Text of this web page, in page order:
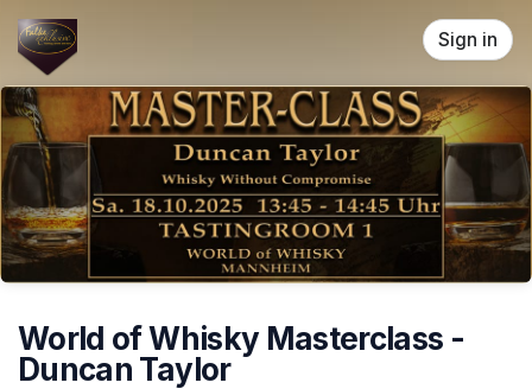
Skip header
Sign in
World of Whisky Masterclass -
Duncan Taylor